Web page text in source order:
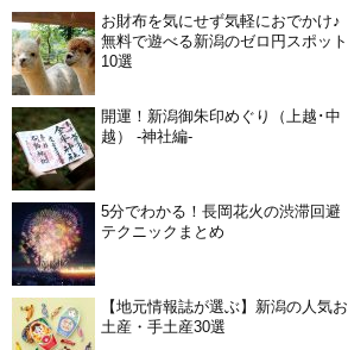
お財布を気にせず気軽におでかけ♪
無料で遊べる新潟のゼロ円スポット
10選
開運！新潟御朱印めぐり（上越･中
越） -神社編-
5分でわかる！長岡花火の渋滞回避
テクニックまとめ
【地元情報誌が選ぶ】新潟の人気お
土産・手土産30選